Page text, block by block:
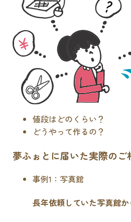
値段はどのくらい？
どうやって作るの？
夢ふぉとに届いた実際のご
事例1：写真館
長年依頼していた写真館